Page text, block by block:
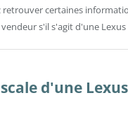
retrouver certaines
s'il s'agit d'une
d'une